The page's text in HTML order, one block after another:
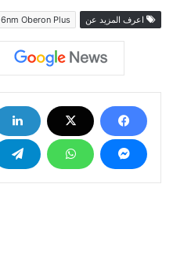
اعرف المزيد عن 6nm Oberon Plus